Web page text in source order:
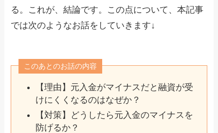
る。これが、結論です。この点について、本記事
では次のようなお話をしていきます↓
このあとのお話の内容
【理由】元入金がマイナスだと融資が受
けにくくなるのはなぜか？
【対策】どうしたら元入金のマイナスを
防げるか？